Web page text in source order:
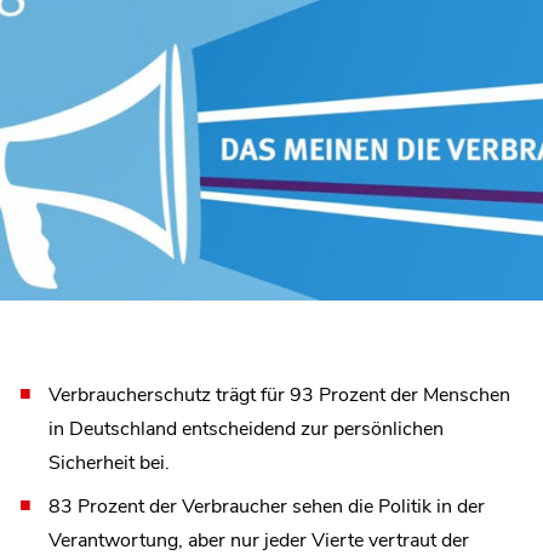
Verbraucherschutz trägt für 93 Prozent der Menschen
in Deutschland entscheidend zur persönlichen
Sicherheit bei.
83 Prozent der Verbraucher sehen die Politik in der
Verantwortung, aber nur jeder Vierte vertraut der